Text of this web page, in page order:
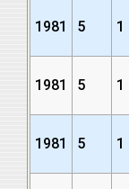
1981 5 1
1981 5 1
1981 5 1